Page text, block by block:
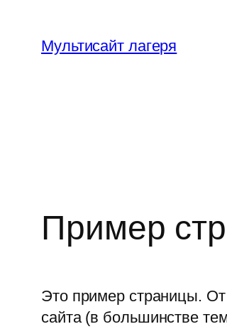
содержимому
Мультисайт лагеря
Пример
Это пример страницы. От
сайта (в большинстве